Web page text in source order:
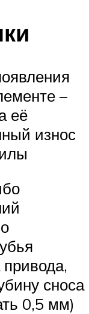
–
её
износ
привода,
сноса
0,5 мм)